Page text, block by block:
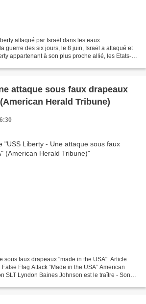
attaqué par Israël dans les eaux
guerre des six jours, le 8 juin, Israël a attaqué et
appartenant à son plus proche allié, les Etats-
attaque sous faux drapeaux
Herald Tribune)
sous faux drapeaux "made in the USA". Article
Flag Attack “Made in the USA” American
SLT Lyndon Baines Johnson est le traître - Son